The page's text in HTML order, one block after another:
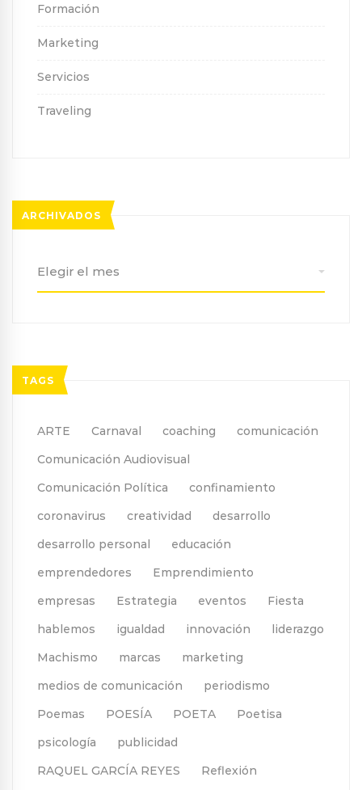
Formación
Marketing
Servicios
Traveling
ARCHIVADOS
TAGS
ARTE Carnaval coaching
comunicación
Comunicación Audiovisual
Comunicación Política
confinamiento
coronavirus
creatividad
desarrollo
desarrollo personal
educación
emprendedores
Emprendimiento
empresas
Estrategia eventos
Fiesta
hablemos
igualdad innovación
liderazgo
Machismo
marcas
marketing
medios de comunicación
periodismo
Poemas
POESÍA POETA
Poetisa
psicología
publicidad
RAQUEL GARCÍA REYES
Reflexión